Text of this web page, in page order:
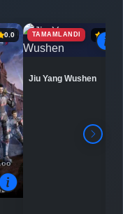
İzle
İzle
0.0 TAMAMLANDI 6.9
Jiu Yang Wushen